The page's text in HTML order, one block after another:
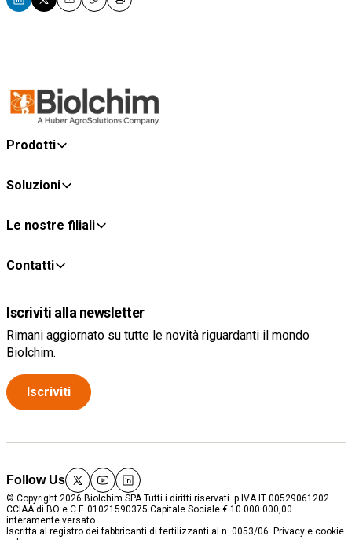
EmailCopyPrint
Prodotti
Soluzioni
Le nostre filiali
Contatti
Iscriviti alla newsletter
Rimani aggiornato su tutte le novità riguardanti il mondo
Biolchim.
Iscriviti
Follow Us
twitteryoutube
linkedin
© Copyright 2026 Biolchim SPA Tutti i diritti riservati. p.IVA IT 00529061202 –
CCIAA di BO e C.F. 01021590375 Capitale Sociale € 10.000.000,00
interamente versato.
Iscritta al registro dei fabbricanti di fertilizzanti al n. 0053/06. Privacy e cookie